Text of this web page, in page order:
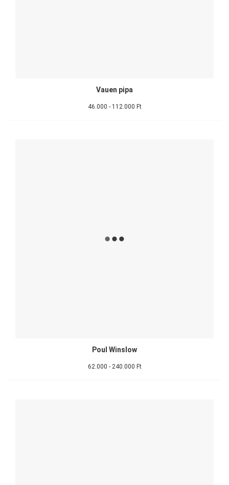
Vauen pipa
46.000 - 112.000 Ft
Poul Winslow
62.000 - 240.000 Ft